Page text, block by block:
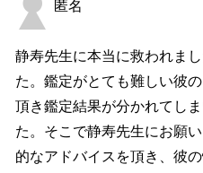
匿名
静寿先生に本当に救われま
た。鑑定がとても難しい彼
頂き鑑定結果が分かれてし
た。そこで静寿先生にお願
的なアドバイスを頂き、彼